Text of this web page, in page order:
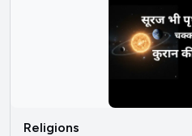
Religions